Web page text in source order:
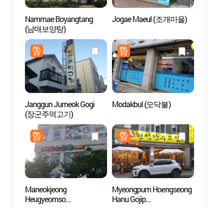
Nammae Boyangtang
(남매보양탕)
Jogae Maeul (조개마을)
Janggun Jumeok Gogi
(장군주먹고기)
Modakbul (모닥불)
Maneokjeong
Heugyeomso
Myeongpum Hoengseong
Hanu Gojip